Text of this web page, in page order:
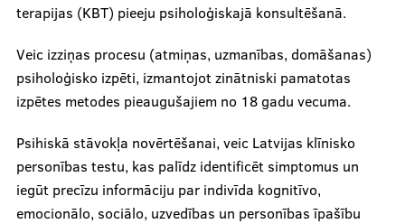
terapijas (KBT) pieeju psiholoģiskajā konsultēšanā.
Veic izziņas procesu (atmiņas, uzmanības, domāšanas)
psiholoģisko izpēti, izmantojot zinātniski pamatotas
izpētes metodes pieaugušajiem no 18 gadu vecuma.
Psihiskā stāvokļa novērtēšanai, veic Latvijas klīnisko
personības testu, kas palīdz identificēt simptomus un
iegūt precīzu informāciju par indivīda kognitīvo,
emocionālo, sociālo, uzvedības un personības īpašību